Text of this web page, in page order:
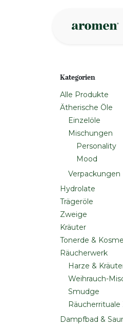
Kategorien
Alle Produkte
Ätherische Öle
Einzelöle
Mischungen
Personality
Mood
Verpackungen
Hydrolate
Trägeröle
Zweige
Kräuter
Tonerde &
Räucherwerk
Harze &
Weihrauch-
Smudge
Dampfbad &